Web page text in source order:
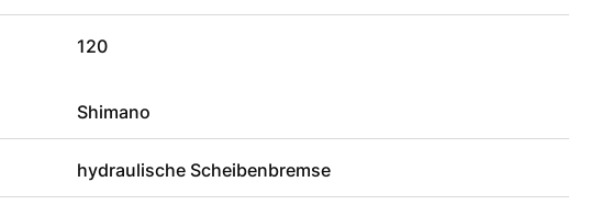
120
Shimano
hydraulische Scheibenbremse